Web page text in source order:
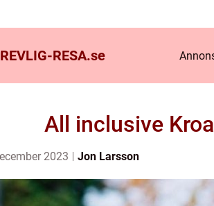
RESA.se
All inclusive
2023 Jon Larsson